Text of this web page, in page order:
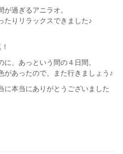
過ぎるアニラオ。
たりリラックスできました♪
、あっという間の４日間。
があったので、また行きましょう♪
に本当にありがとうございました